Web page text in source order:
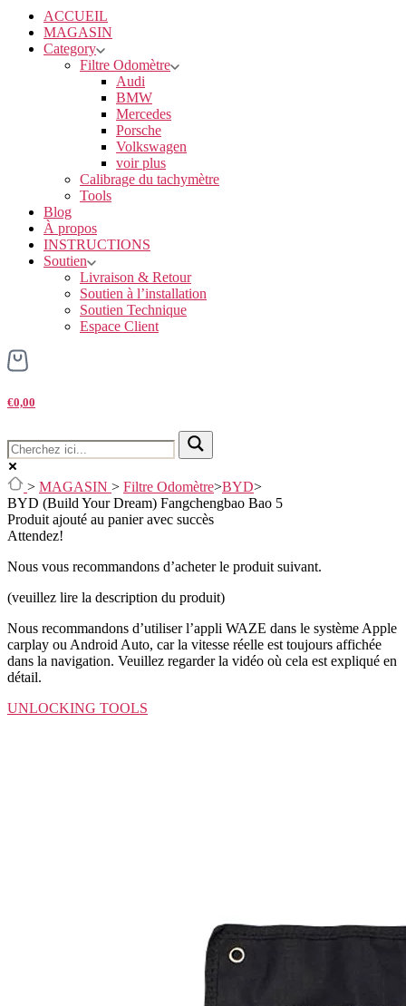
ACCUEIL
MAGASIN
Category
Filtre Odomètre
Audi
BMW
Mercedes
Porsche
Volkswagen
voir plus
Calibrage du tachymètre
Tools
Blog
À propos
INSTRUCTIONS
Soutien
Livraison & Retour
Soutien à l’installation
Soutien Technique
Espace Client
€0,00
> MAGASIN > Filtre Odomètre>BYD>
BYD (Build Your Dream) Fangchengbao Bao 5
Produit ajouté au panier avec succès
Attendez!
Nous vous recommandons d’acheter le produit suivant.
(veuillez lire la description du produit)
Nous recommandons d’utiliser l’appli WAZE dans le système Apple
carplay ou Android Auto, car la vitesse réelle est toujours affichée
dans la navigation. Veuillez regarder la vidéo où cela est expliqué en
détail.
UNLOCKING TOOLS